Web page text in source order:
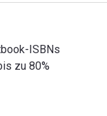
ISBNs
zu 80%